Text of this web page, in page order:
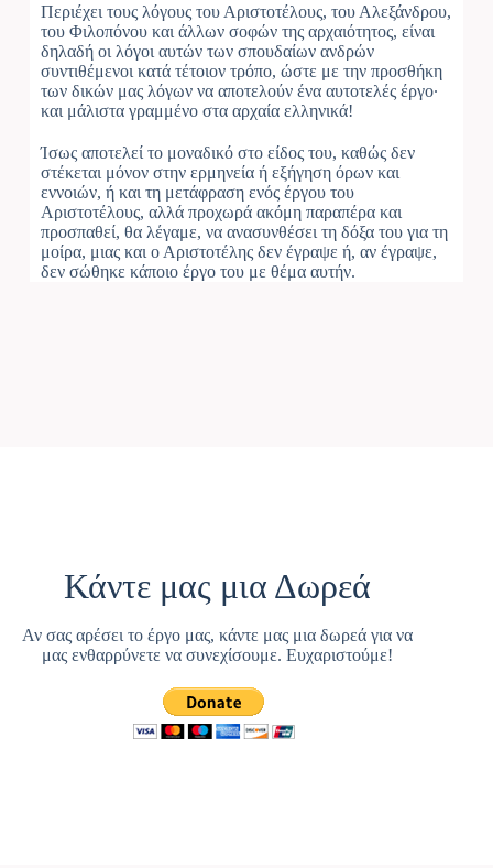
Περιέχει τους λόγους του Αριστοτέλους, του Αλεξάνδρου,
του Φιλοπόνου και άλλων σοφών της αρχαιότητος, είναι
δηλαδή οι λόγοι αυτών των σπουδαίων ανδρών
συντιθέμενοι κατά τέτοιον τρόπο, ώστε με την προσθήκη
των δικών μας λόγων να αποτελούν ένα αυτοτελές έργο·
και μάλιστα γραμμένο στα αρχαία ελληνικά!
Ίσως αποτελεί το μοναδικό στο είδος του, καθώς δεν
στέκεται μόνον στην ερμηνεία ή εξήγηση όρων και
εννοιών, ή και τη μετάφραση ενός έργου του
Αριστοτέλους, αλλά προχωρά ακόμη παραπέρα και
προσπαθεί, θα λέγαμε, να ανασυνθέσει τη δόξα του για τη
μοίρα, μιας και ο Αριστοτέλης δεν έγραψε ή, αν έγραψε,
δεν σώθηκε κάποιο έργο του με θέμα αυτήν.
Κάντε μας μια Δωρεά
Αν σας αρέσει το έργο μας, κάντε μας μια δωρεά για να
μας ενθαρρύνετε να συνεχίσουμε. Ευχαριστούμε!